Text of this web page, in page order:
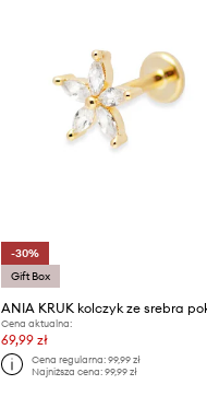
-30%
Gift Box
Cena aktualna:
69,99 zł
Cena regularna: 99,99 zł
Najniższa cena: 99,99 zł